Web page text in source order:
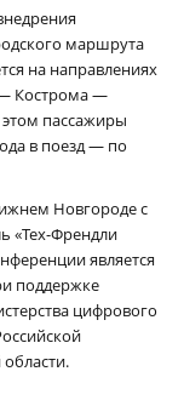
маршрута
на направлениях
Кострома —
пассажиры
в поезд — по
Новгороде с
«Тех-Френдли
является
поддержке
цифрового